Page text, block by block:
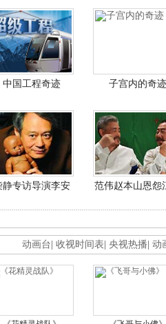
中国工程奇迹 子宫内的奇迹
静专访导演李安 范伟赵本山恩怨
动画台 收视时间表 央视热播 动